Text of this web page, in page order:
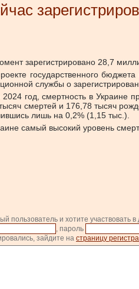
зарегистрировано 28,7
государственного
службы о
2024 год, смертность в Украине
смертей и 176,78 тысяч
лишь на 0,2% (1,15 тыс.).
самый высокий уровень
пользователь и хотите участвовать
, пароль
зайдите на страницу